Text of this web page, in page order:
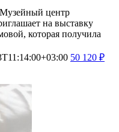
центр
на выставку
которая получила
50 120 ₽